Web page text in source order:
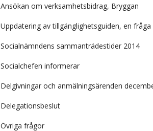
Ansökan om verksamhetsbidrag, Bryggan
Uppdatering av tillgänglighetsguiden, en
Socialnämndens sammanträdestider 2014
Socialchefen informerar
Delgivningar och anmälningsärenden
Delegationsbeslut
Övriga frågor